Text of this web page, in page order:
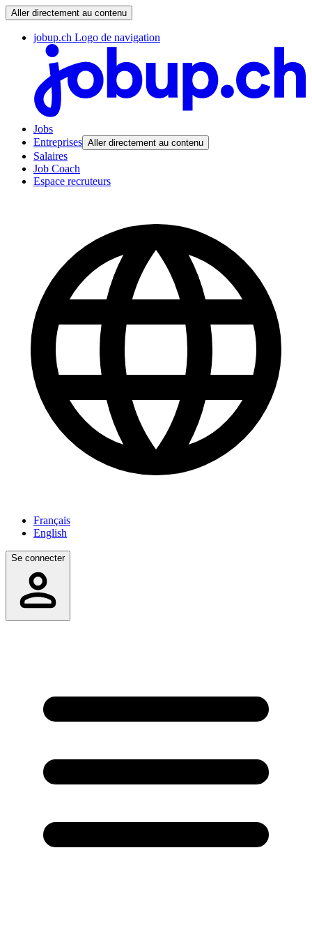
Aller directement au contenu
jobup.ch Logo de navigation
Jobs
Entreprises Aller directement au contenu
Salaires
Job Coach
Espace recruteurs
Français
English
Se connecter